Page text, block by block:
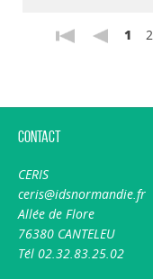
1 2
Contact
CERIS
ceris@idsnormandie.fr
Allée de Flore
76380 CANTELEU
Tél 02.32.83.25.02